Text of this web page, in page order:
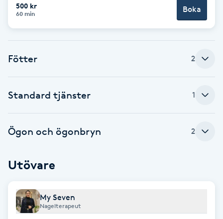
Cryoterapi
D
Damklippning
Dermapen
E
Enzympeeling
Extensions borttagning
500 kr
60 min Boka
Fötter 2
Standard tjänster 1
Ögon och ögonbryn 2
Utövare
My Seven
Nagelterapeut